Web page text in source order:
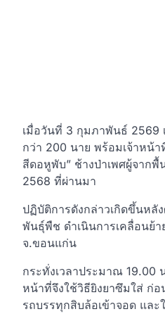
เมื่อวันที่ 3 กุมภาพันธ์ 2569
กว่า 200 นาย พร้อมเจ้าหน้
สีดอหูพับ” ช้างป่าเพศผู้จาก
2568 ที่ผ่านมา
ปฏิบัติการดังกล่าวเกิดขึ้นห
พันธุ์พืช ดำเนินการเคลื่อนย้
จ.ขอนแก่น
กระทั่งเวลาประมาณ 19.00
หน้าที่จึงใช้วิธียิงยาซึมใส่ ก่
รถบรรทุกสิบล้อเข้าจอด และ